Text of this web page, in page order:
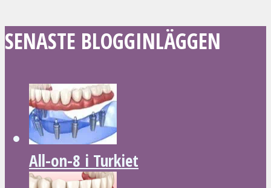
SENASTE BLOGGINLÄGGEN
All-on-8 i Turkiet